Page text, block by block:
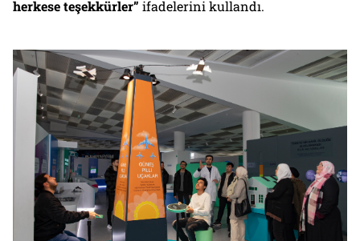
herkese teşekkürler” ifadelerini kullandı.